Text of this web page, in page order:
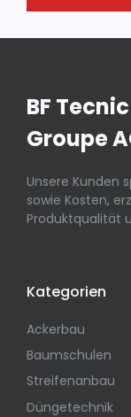
BF Tecnic
Groupe
Unsere Kunden
sowie Kosten,
Produktqualität
Kategorien
Ackerbau
Baumschulen
Streifenanbau
Düngetechnik